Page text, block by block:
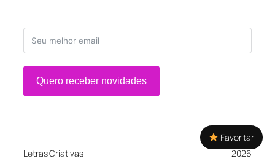
Quero receber novidades
Letras Criativas 2026
Favoritar